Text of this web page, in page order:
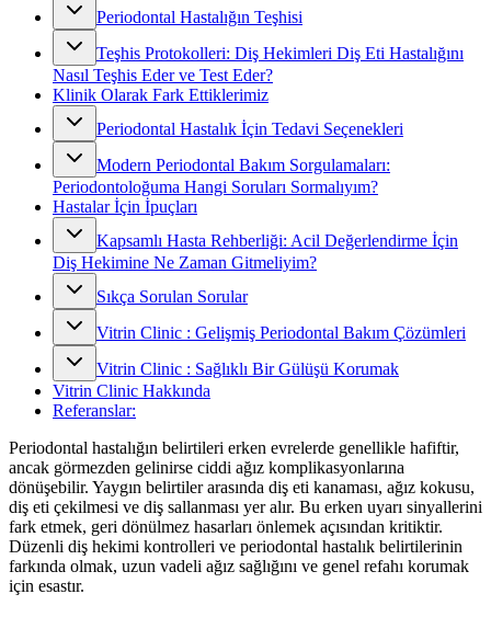
Periodontal Hastalığın Teşhisi
Teşhis Protokolleri: Diş Hekimleri Diş Eti Hastalığını
Nasıl Teşhis Eder ve Test Eder?
Klinik Olarak Fark Ettiklerimiz
Periodontal Hastalık İçin Tedavi Seçenekleri
Modern Periodontal Bakım Sorgulamaları:
Periodontoloğuma Hangi Soruları Sormalıyım?
Hastalar İçin İpuçları
Kapsamlı Hasta Rehberliği: Acil Değerlendirme İçin
Diş Hekimine Ne Zaman Gitmeliyim?
Sıkça Sorulan Sorular
Vitrin Clinic : Gelişmiş Periodontal Bakım Çözümleri
Vitrin Clinic : Sağlıklı Bir Gülüşü Korumak
Vitrin Clinic Hakkında
Referanslar:
Periodontal hastalığın belirtileri erken evrelerde genellikle hafiftir,
ancak görmezden gelinirse ciddi ağız komplikasyonlarına
dönüşebilir. Yaygın belirtiler arasında diş eti kanaması, ağız kokusu,
diş eti çekilmesi ve diş sallanması yer alır. Bu erken uyarı sinyallerini
fark etmek, geri dönülmez hasarları önlemek açısından kritiktir.
Düzenli diş hekimi kontrolleri ve periodontal hastalık belirtilerinin
farkında olmak, uzun vadeli ağız sağlığını ve genel refahı korumak
için esastır.